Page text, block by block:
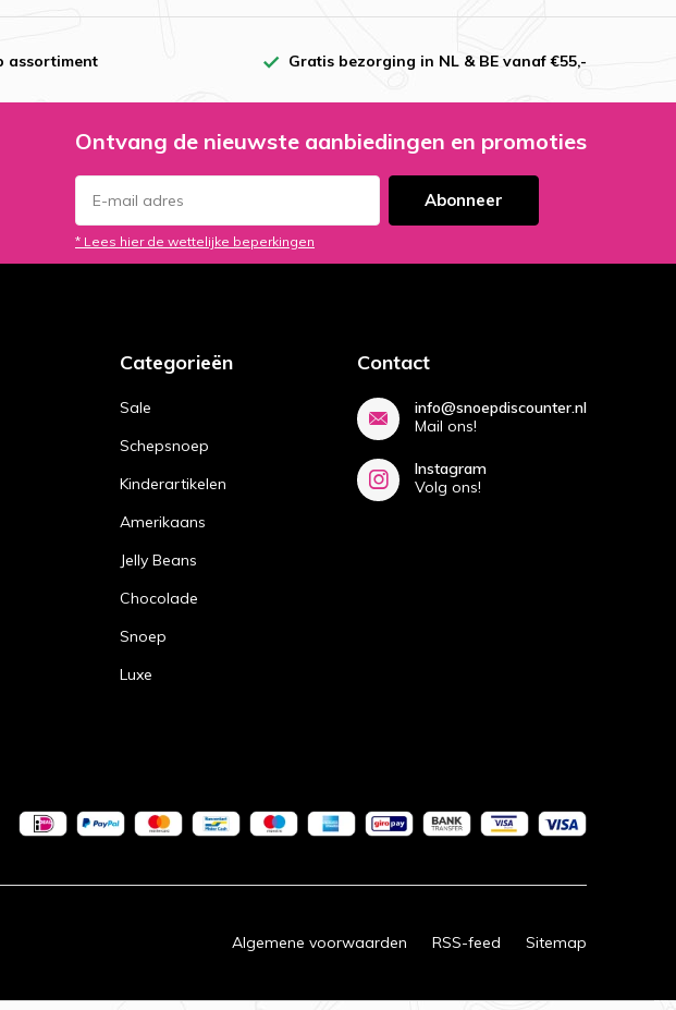
assortiment Gratis bezorging in NL & BE vanaf €55,-
Ontvang de nieuwste aanbiedingen en promoties
Abonneer
* Lees hier de wettelijke beperkingen
Categorieën
Sale
Schepsnoep
Kinderartikelen
Amerikaans
Jelly Beans
Chocolade
Snoep
Luxe
Contact
info@snoepdiscounter.nl
Mail ons!
Instagram
Volg ons!
Algemene voorwaarden RSS-feed Sitemap